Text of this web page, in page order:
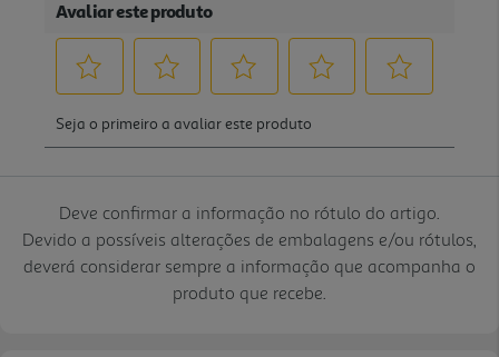
Deve confirmar a informação no rótulo do artigo.
Devido a possíveis alterações de embalagens e/ou rótulos,
deverá considerar sempre a informação que acompanha o
produto que recebe.